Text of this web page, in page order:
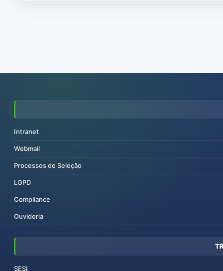
Intranet
Webmail
Processos de Seleção
LGPD
Compliance
Ouvidoria
SESI